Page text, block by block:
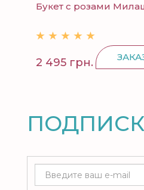
Букет с розами
2 495 грн.